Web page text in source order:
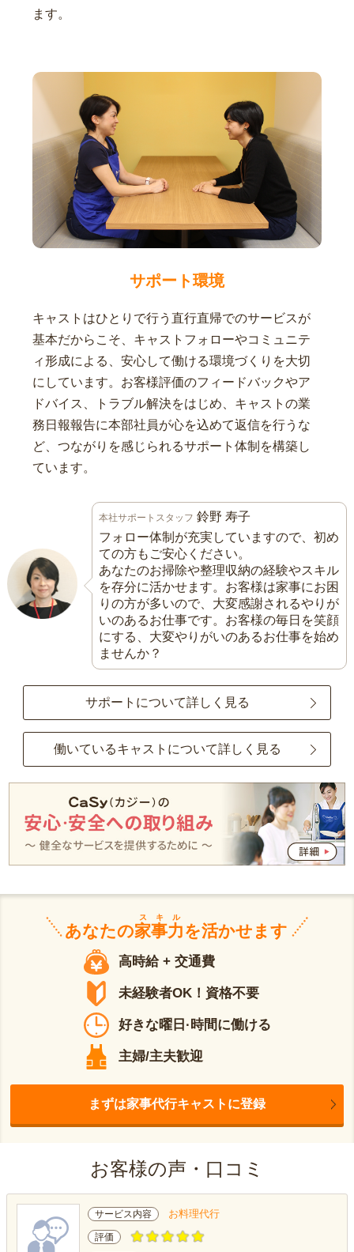
ます。
サポート環境
キャストはひとりで行う直行直帰でのサービスが
基本だからこそ、キャストフォローやコミュニテ
ィ形成による、安心して働ける環境づくりを大切
にしています。お客様評価のフィードバックやア
ドバイス、トラブル解決をはじめ、キャストの業
務日報報告に本部社員が心を込めて返信を行うな
ど、つながりを感じられるサポート体制を構築し
ています。
本社サポートスタッフ 鈴野 寿子
フォロー体制が充実していますので、初め
ての方もご安心ください。
あなたのお掃除や整理収納の経験やスキル
を存分に活かせます。お客様は家事にお困
りの方が多いので、大変感謝されるやりが
いのあるお仕事です。お客様の毎日を笑顔
にする、大変やりがいのあるお仕事を始め
ませんか？
サポートについて詳しく見る
働いているキャストについて詳しく見る
あなたの家事力
スキル
を活かせます
高時給 + 交通費
未経験者OK！資格不要
好きな曜日·時間に働ける
主婦/主夫歓迎
まずは家事代行キャストに登録
お客様の声・口コミ
サービス内容 お料理代行
評価